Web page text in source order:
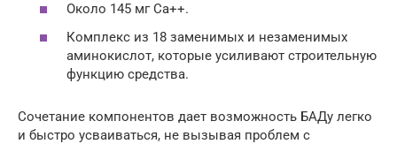
Около 145 мг Ca++.
Комплекс из 18 заменимых и незаменимых
аминокислот, которые усиливают строительную
функцию средства.
Сочетание компонентов дает возможность БАДу легко
и быстро усваиваться, не вызывая проблем с